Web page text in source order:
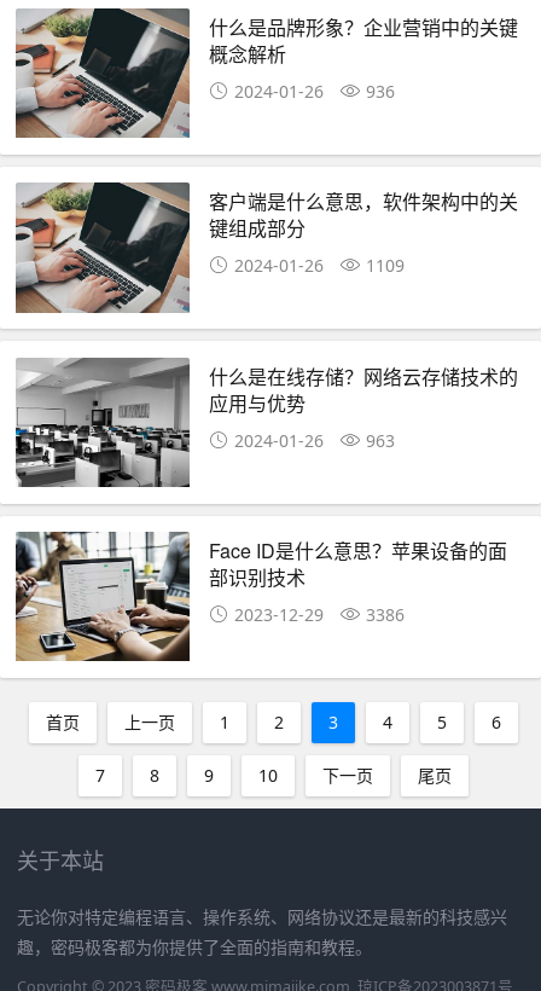
什么是品牌形象？企业营销中的关键
概念解析
2024-01-26 936
客户端是什么意思，软件架构中的关
键组成部分
2024-01-26 1109
什么是在线存储？网络云存储技术的
应用与优势
2024-01-26 963
Face ID是什么意思？苹果设备的面
部识别技术
2023-12-29 3386
首页 上一页 1 2 3 4 5 6
7 8 9 10 下一页 尾页
关于本站
无论你对特定编程语言、操作系统、网络协议还是最新的科技感兴
趣，密码极客都为你提供了全面的指南和教程。
Copyright © 2023 密码极客 www.mimajike.com 琼ICP备2023003871号